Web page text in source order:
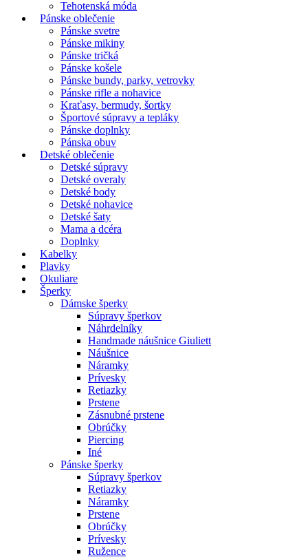
Tehotenská móda
Pánske oblečenie
Pánske svetre
Pánske mikiny
Pánske tričká
Pánske košele
Pánske bundy, parky, vetrovky
Pánske rifle a nohavice
Kraťasy, bermudy, šortky
Športové súpravy a tepláky
Pánske doplnky
Pánska obuv
Detské oblečenie
Detské súpravy
Detské overaly
Detské body
Detské nohavice
Detské šaty
Mama a dcéra
Doplnky
Kabelky
Plavky
Okuliare
Šperky
Dámske šperky
Súpravy šperkov
Náhrdelníky
Handmade náušnice Giuliett
Náušnice
Náramky
Prívesky
Retiazky
Prstene
Zásnubné prstene
Obrúčky
Piercing
Iné
Pánske šperky
Súpravy šperkov
Retiazky
Náramky
Prstene
Obrúčky
Prívesky
Ružence